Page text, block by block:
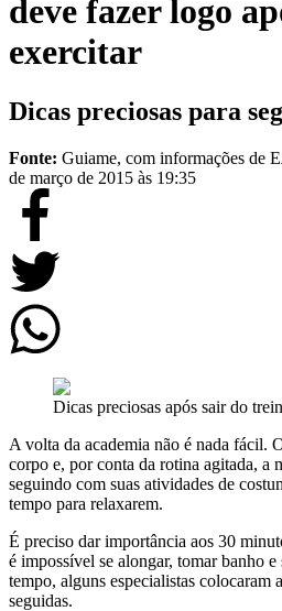
deve fazer logo
exercitar
Dicas preciosas para
Fonte: Guiame, com informações de E
de março de 2015 às 19:35
Dicas preciosas após sair do
A volta da academia não é nada fácil.
corpo e, por conta da rotina agitada, a
seguindo com suas atividades de
tempo para relaxarem.
É preciso dar importância aos 30
é impossível se alongar, tomar banho
tempo, alguns especialistas colocaram
seguidas.